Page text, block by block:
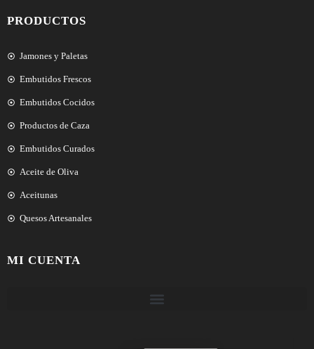
PRODUCTOS
Jamones y Paletas
Embutidos Frescos
Embutidos Cocidos
Productos de Caza
Embutidos Curados
Aceite de Oliva
Aceitunas
Quesos Artesanales
MI CUENTA